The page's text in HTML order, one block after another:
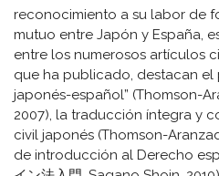
reconocimiento a su labor de
mutuo entre Japón y España,
entre los numerosos artículos
que ha publicado, destacan el
japonés-español” (Thomson-
2007), la traducción íntegra y
civil japonés (Thomson-
de introducción al Derecho